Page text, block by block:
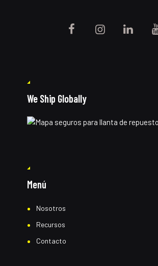
We Ship Globally
Menú
Nosotros
Recursos
Contacto